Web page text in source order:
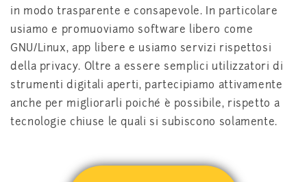
in modo trasparente e consapevole. In particolare
usiamo e promuoviamo software libero come
GNU/Linux, app libere e usiamo servizi rispettosi
della privacy. Oltre a essere semplici utilizzatori di
strumenti digitali aperti, partecipiamo attivamente
anche per migliorarli poiché è possibile, rispetto a
tecnologie chiuse le quali si subiscono solamente.